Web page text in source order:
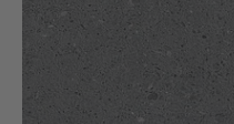
Sostenibilità
Carriera